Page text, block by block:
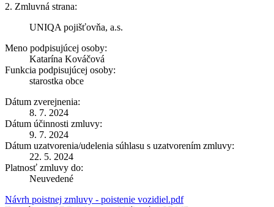
2. Zmluvná strana:
UNIQA pojišťovňa, a.s.
Meno podpisujúcej osoby:
Katarína Kováčová
Funkcia podpisujúcej osoby:
starostka obce
Dátum zverejnenia:
8. 7. 2024
Dátum účinnosti zmluvy:
9. 7. 2024
Dátum uzatvorenia/udelenia súhlasu s uzatvorením zmluvy:
22. 5. 2024
Platnosť zmluvy do:
Neuvedené
Návrh poistnej zmluvy - poistenie vozidiel.pdf